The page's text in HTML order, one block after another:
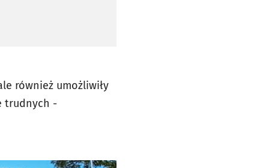
również umożliwiły
trudnych -